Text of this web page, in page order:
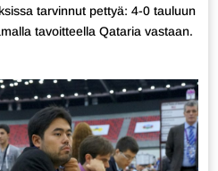
tarvinnut pettyä: 4-0 tauluun
tavoitteella Qataria vastaan.